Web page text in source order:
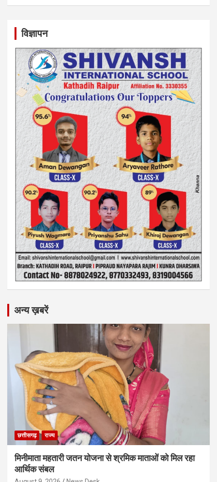
विज्ञापन
अन्य ख़बरें
छत्तीसगढ़ राज्य
मिनीमाता महतारी जतन योजना से श्रमिक माताओं को मिल रहा
आर्थिक संबल